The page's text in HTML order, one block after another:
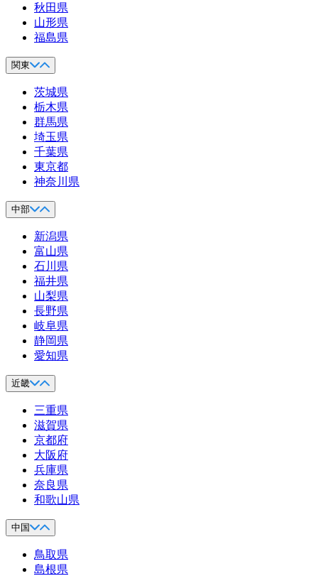
秋田県
山形県
福島県
関東
茨城県
栃木県
群馬県
埼玉県
千葉県
東京都
神奈川県
中部
新潟県
富山県
石川県
福井県
山梨県
長野県
岐阜県
静岡県
愛知県
近畿
三重県
滋賀県
京都府
大阪府
兵庫県
奈良県
和歌山県
中国
鳥取県
島根県